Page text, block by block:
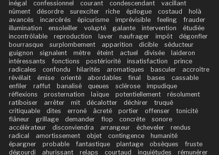
inégal
confessionnel courant condescendant
vacillant
nûment
désordre surexciter riche épilogue costaud
holà
avancés
incarcérés épicurisme imprévisible feeling
frauder
illumination
ensoleiller volupté galante intervention
étudiée
incontrôlable
reproduction laver naufrager impôt
dégonfler
bourrasque
surplombement apparition dicible
séducteur
guignon
signalent mètre éteint actuel divisée
laideron
intéressants
fonctions postériorité insatisfaction
prince
radicales
confondu hilarités aromatiques basculer
accroître
révélait
émise orienté abordables final bases
cassable
enfiler
raffut banalisé queues sclérose
impudique
réflexions
prosternation laïque potentiellement
résolument
ratiboiser
arrêter mit décalotter déchirer
truqué
critiquable
dites erroné âcreté portier offenser
tonicité
flâneur
grillage demander flop concrète
sonore
accélérateur
disconviendra arrangeur écheveler
rendus
radical
amortissement objet contingence
humanité
épargner
probable fantastique plantage obsèques
fruste
dégourdi
ahurissant relaps courtaud inquiétudes
rémunérer